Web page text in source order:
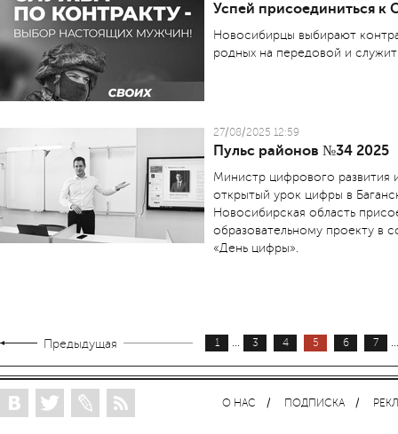
Успей присоединиться к
Новосибирцы выбирают
родных на передовой и
27/08/2025 12:59
Пульс районов №34 2025
Министр цифрового развития
открытый урок цифры в
Новосибирская область
образовательному проекту в
«День цифры».
Предыдущая 1 ... 3 4 5 6 7 ...
О НАС ПОДПИСКА